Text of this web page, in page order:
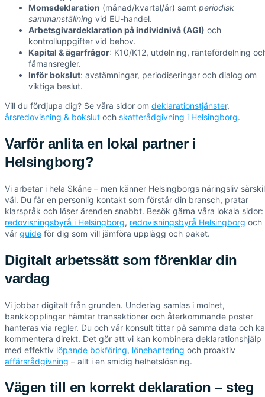
Momsdeklaration (månad/kvartal/år) samt periodisk
sammanställning vid EU-handel.
Arbetsgivardeklaration på individnivå (AGI) och
kontrolluppgifter vid behov.
Kapital & ägarfrågor: K10/K12, utdelning, räntefördelning
fåmansregler.
Inför bokslut: avstämningar, periodiseringar och dialog om
viktiga beslut.
Vill du fördjupa dig? Se våra sidor om deklarationstjänster,
årsredovisning & bokslut och skatterådgivning i Helsingborg.
Varför anlita en lokal partner i
Helsingborg?
Vi arbetar i hela Skåne – men känner Helsingborgs näringsliv
väl. Du får en personlig kontakt som förstår din bransch, pratar
klarspråk och löser ärenden snabbt. Besök gärna våra lokala sidor:
redovisningsbyrå i Helsingborg, redovisningsbyrå Helsingborg och
vår guide för dig som vill jämföra upplägg och paket.
Digitalt arbetssätt som förenklar din
vardag
Vi jobbar digitalt från grunden. Underlag samlas i molnet,
bankkopplingar hämtar transaktioner och återkommande poster
hanteras via regler. Du och vår konsult tittar på samma data och
kommentera direkt. Det gör att vi kan kombinera deklarationshjälp
med effektiv löpande bokföring, lönehantering och proaktiv
affärsrådgivning – allt i en smidig helhetslösning.
Vägen till en korrekt deklaration – steg